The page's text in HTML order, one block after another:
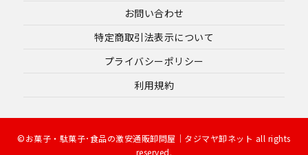
お問い合わせ
特定商取引法表示について
プライバシーポリシー
利用規約
©お菓子・駄菓子･食品の激安通販卸問屋｜タジマヤ卸ネット all rights
reserved.